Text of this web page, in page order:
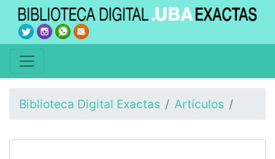
Biblioteca Digital Exactas Artículos